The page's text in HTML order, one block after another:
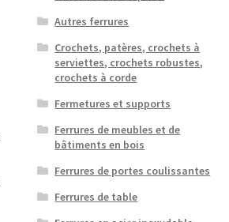
Autres ferrures
Crochets, patères, crochets à
serviettes, crochets robustes,
crochets à corde
Fermetures et supports
Ferrures de meubles et de
bâtiments en bois
Ferrures de portes coulissantes
Ferrures de table